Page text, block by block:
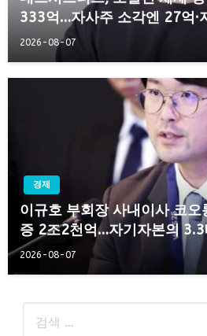
333억…자사주 소각엔 27억·
2026-08-07
경제
이규호 부회장 사내이사 코
증 2조2천억…자기자본의 3.3
2026-08-07